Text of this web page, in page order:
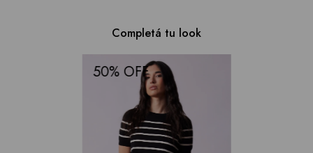
Completá tu look
50